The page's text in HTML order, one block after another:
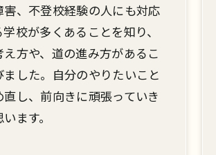
校の雰囲気なども知ることがで
た。
れぞれの学校の特色を知ること
日制との違いや通信制・サポー
理解がとても深まりました。近
気になった学校を見学に行こう